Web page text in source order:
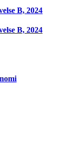
B, 2024
B, 2024